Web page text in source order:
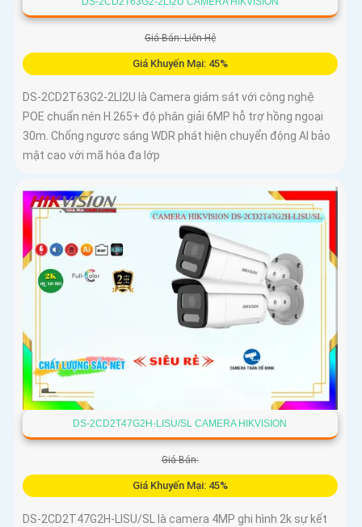
Giá Bán: Liên Hệ
Giá Khuyến Mại: 45%
DS-2CD2T63G2-2LI2U là Camera giám sát với công nghệ
POE chuẩn nén H.265+ độ phân giải 6MP hỗ trợ hồng ngoại
30m. Chống ngược sáng WDR phát hiện chuyển động AI bảo
mật cao với mã hóa đa lớp
DS-2CD2T47G2H-LISU/SL CAMERA HIKVISION
Giá Bán:
Giá Khuyến Mại: 45%
DS-2CD2T47G2H-LISU/SL là camera 4MP ghi hình 2k sự kết